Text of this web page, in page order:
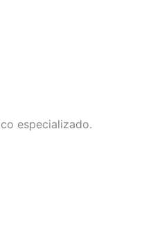
especializado.